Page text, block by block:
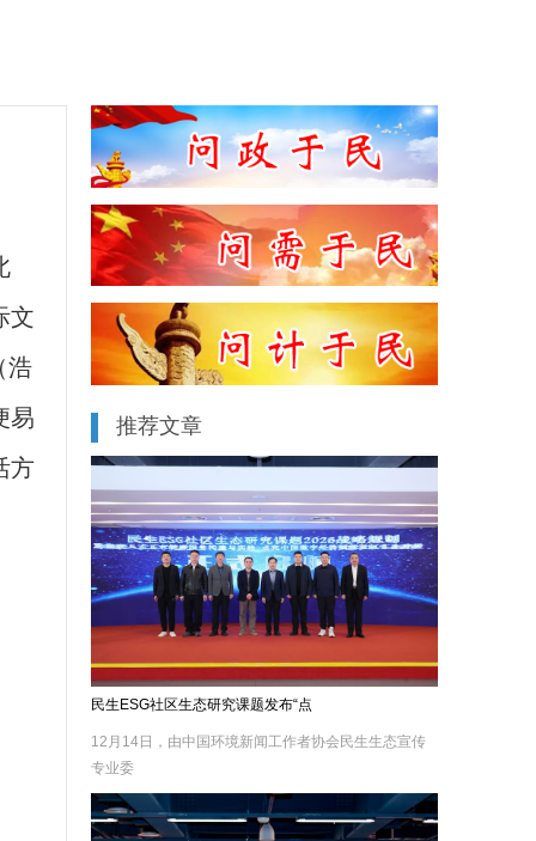
文
浩
易
方
推荐文章
民生ESG社区生态研究课题发布“点
12月14日，由中国环境新闻工作者协会民生生态宣传
专业委